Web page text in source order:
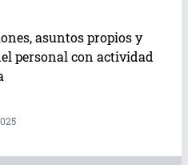
asuntos propios y
personal con actividad